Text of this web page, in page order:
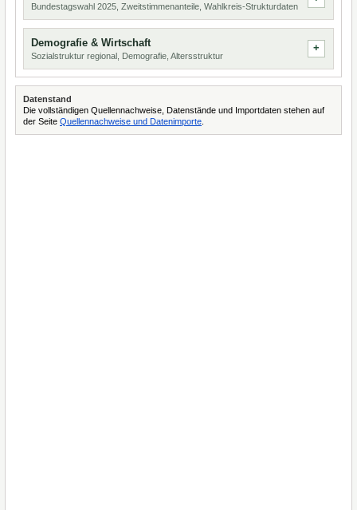
Bundestagswahl 2025, Zweitstimmenanteile, Wahlkreis-Strukturdaten
Demografie & Wirtschaft
Sozialstruktur regional, Demografie, Altersstruktur
Datenstand
Die vollständigen Quellennachweise, Datenstände und Importdaten stehen auf
der Seite Quellennachweise und Datenimporte